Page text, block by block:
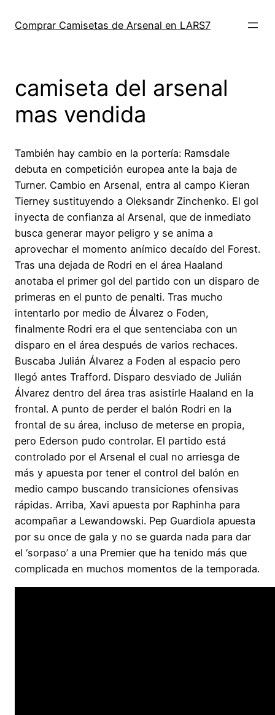
Comprar Camisetas de Arsenal en LARS7
camiseta del arsenal
mas vendida
También hay cambio en la portería: Ramsdale
debuta en competición europea ante la baja de
Turner. Cambio en Arsenal, entra al campo Kieran
Tierney sustituyendo a Oleksandr Zinchenko. El gol
inyecta de confianza al Arsenal, que de inmediato
busca generar mayor peligro y se anima a
aprovechar el momento anímico decaído del Forest.
Tras una dejada de Rodri en el área Haaland
anotaba el primer gol del partido con un disparo de
primeras en el punto de penalti. Tras mucho
intentarlo por medio de Álvarez o Foden,
finalmente Rodri era el que sentenciaba con un
disparo en el área después de varios rechaces.
Buscaba Julián Álvarez a Foden al espacio pero
llegó antes Trafford. Disparo desviado de Julián
Álvarez dentro del área tras asistirle Haaland en la
frontal. A punto de perder el balón Rodri en la
frontal de su área, incluso de meterse en propia,
pero Ederson pudo controlar. El partido está
controlado por el Arsenal el cual no arriesga de
más y apuesta por tener el control del balón en
medio campo buscando transiciones ofensivas
rápidas. Arriba, Xavi apuesta por Raphinha para
acompañar a Lewandowski. Pep Guardiola apuesta
por su once de gala y no se guarda nada para dar
el ‘sorpaso’ a una Premier que ha tenido más que
complicada en muchos momentos de la temporada.